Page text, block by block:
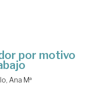
por motivo
Ana Mª